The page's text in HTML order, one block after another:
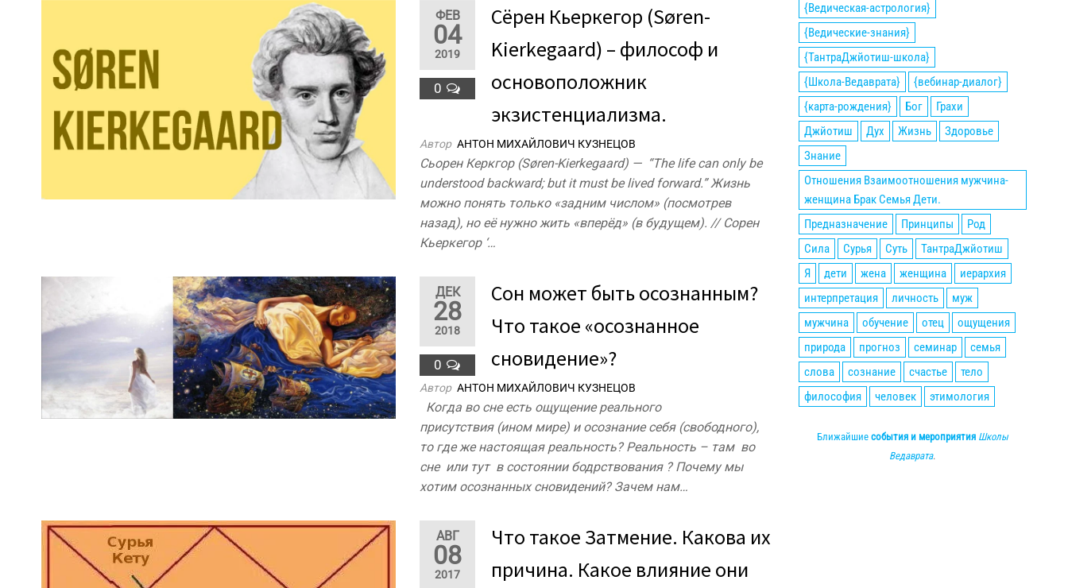
ФЕВ
04
2019
0
Сёрен Кьеркегор (Søren-
Kierkegaard) – философ и
основоположник
экзистенциализма.
Автор АНТОН МИХАЙЛОВИЧ КУЗНЕЦОВ
Сьорен Керкгор (Søren-Kierkegaard) — “The life can only be
understood backward; but it must be lived forward.” Жизнь
можно понять только «задним числом» (посмотрев
назад), но её нужно жить «вперёд» (в будущем). // Сорен
Кьеркегор ‘…
ДЕК
28
2018
0
Сон может быть осознанным?
Что такое «осознанное
сновидение»?
Автор АНТОН МИХАЙЛОВИЧ КУЗНЕЦОВ
Когда во сне есть ощущение реального
присутствия (ином мире) и осознание себя (свободного),
то где же настоящая реальность? Реальность – там во
сне или тут в состоянии бодрствования ? Почему мы
хотим осознанных сновидений? Зачем нам…
АВГ
08
2017
Что такое Затмение. Какова их
причина. Какое влияние они
{Ведическая-астрология}
{Ведические-знания}
{ТантраДжйотиш-школа}
{Школа-Ведаврата}
{вебинар-диалог}
{карта-рождения}
Бог
Грахи
Джйотиш
Дух Жизнь
Здоровье
Знание
Отношения Взаимоотношения мужчина-
женщина Брак Семья Дети.
Предназначение
Принципы
Род
Сила
Сурья Суть
ТантраДжйотиш
Я
дети жена женщина
иерархия
интерпретация
личность
муж
мужчина
обучение отец
ощущения
природа
прогноз семинар
семья
слова
сознание счастье
тело
философия
человек этимология
Ближайшие события и мероприятия Школы
Ведаврата.